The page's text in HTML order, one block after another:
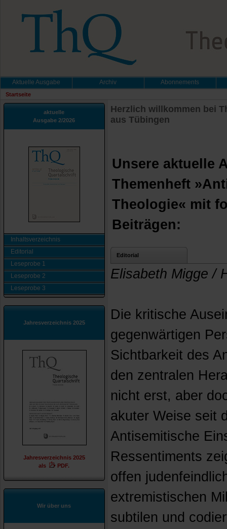
Aktuelle Ausgabe Archiv Abonnements
Startseite
aktuelle
Ausgabe 2/2026
Inhaltsverzeichnis
Editorial
Leseprobe 1
Leseprobe 2
Leseprobe 3
Jahresverzeichnis 2025
Jahresverzeichnis 2025
als
PDF.
Wir über uns
Herzlich willkommen bei
aus Tübingen
Unsere aktuelle
Themenheft
Theologie« mit
Beiträgen:
Editorial
Elisabeth Migge /
Die kritische
gegenwärtigen
Sichtbarkeit des
den zentralen
nicht erst, aber
akuter Weise seit
Antisemitische
Ressentiments
offen
extremistischen
subtilen und